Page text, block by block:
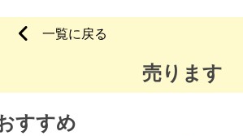
一覧に戻る
売ります
すすめ